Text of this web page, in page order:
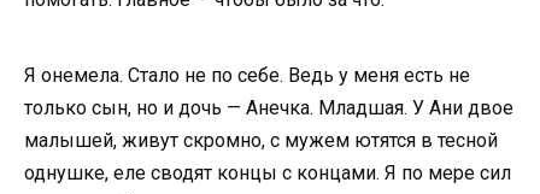
Я онемела. Стало не по себе. Ведь у меня есть не
только сын, но и дочь — Анечка. Младшая. У Ани двое
малышей, живут скромно, с мужем ютятся в тесной
однушке, еле сводят концы с концами. Я по мере сил